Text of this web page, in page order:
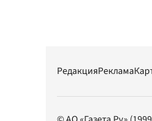
РедакцияРеклама